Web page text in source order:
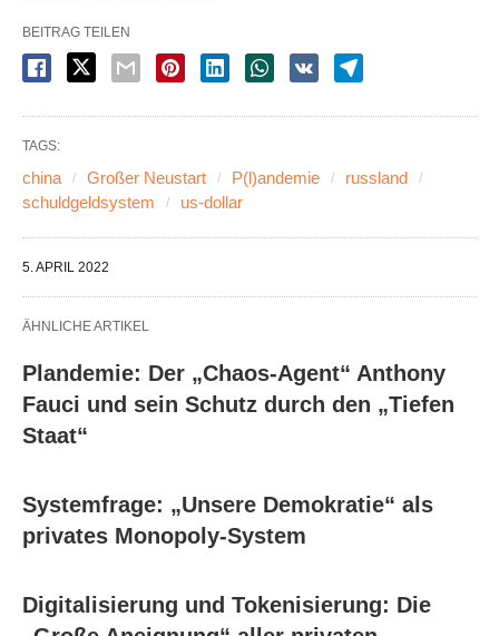
BEITRAG TEILEN
TAGS:
china Großer Neustart P(l)andemie
russland
schuldgeldsystem
us-dollar
5. APRIL 2022
ÄHNLICHE ARTIKEL
Plandemie: Der „Chaos-Agent“ Anthony
Fauci und sein Schutz durch den „Tiefen
Staat“
Systemfrage: „Unsere Demokratie“ als
privates Monopoly-System
Digitalisierung und Tokenisierung: Die